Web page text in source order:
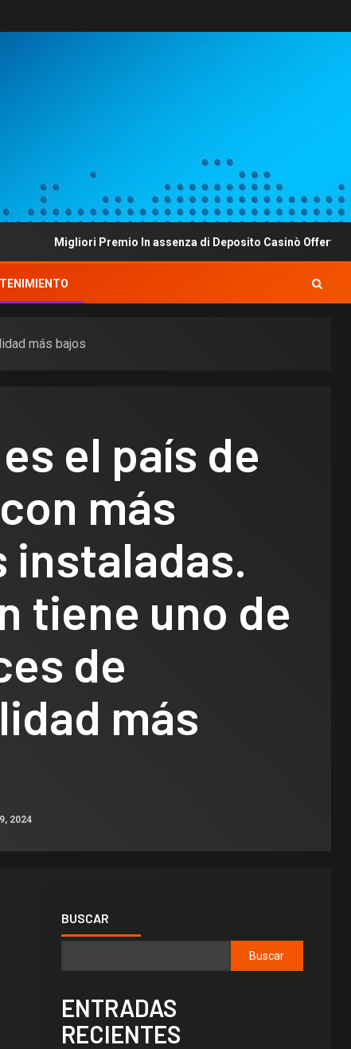
Migliori Premio In assenza di Deposito Casinò Offerte Esclusive
más bajos
el país de
más
instaladas.
tiene uno de
de
más
2024
BUSCAR
Buscar
ENTRADAS
RECIENTES